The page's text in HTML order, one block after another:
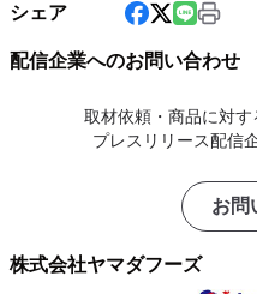
シェア
配信企業へのお問い合わせ
取材依頼・商品に対す
プレスリリース配信
お問
株式会社ヤマダフーズ